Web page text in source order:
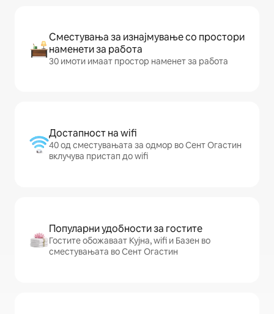
Сместувања за изнајмување со простори
наменети за работа
30 имоти имаат простор наменет за работа
Достапност на wifi
40 од сместувањата за одмор во Сент Огастин
вклучува пристап до wifi
Популарни удобности за гостите
Гостите обожаваат Кујна, wifi и Базен во
сместувањата во Сент Огастин